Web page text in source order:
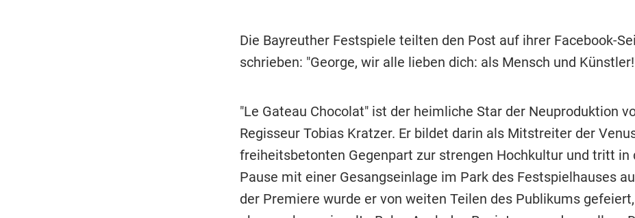
Die Bayreuther Festspiele teilten den Post auf ihrer Facebook-
schrieben: "George, wir alle lieben dich: als Mensch und
"Le Gateau Chocolat" ist der heimliche Star der Neuproduktion
Regisseur Tobias Kratzer. Er bildet darin als Mitstreiter der
freiheitsbetonten Gegenpart zur strengen Hochkultur und tritt in
Pause mit einer Gesangseinlage im Park des Festspielhauses
der Premiere wurde er von weiten Teilen des Publikums